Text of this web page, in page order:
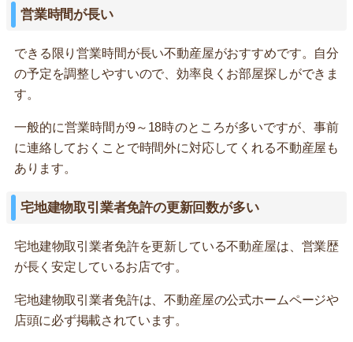
営業時間が長い
できる限り営業時間が長い不動産屋がおすすめです。自分
の予定を調整しやすいので、効率良くお部屋探しができま
す。
一般的に営業時間が9～18時のところが多いですが、事前
に連絡しておくことで時間外に対応してくれる不動産屋も
あります。
宅地建物取引業者免許の更新回数が多い
宅地建物取引業者免許を更新している不動産屋は、営業歴
が長く安定しているお店です。
宅地建物取引業者免許は、不動産屋の公式ホームページや
店頭に必ず掲載されています。